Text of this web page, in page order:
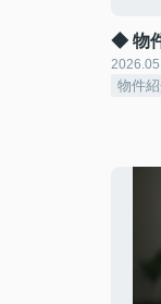
◆ 物
物件